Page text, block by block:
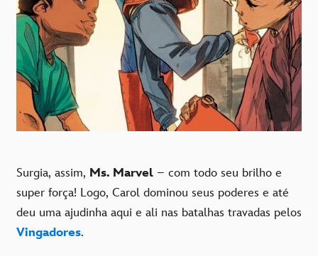
Surgia, assim, Ms. Marvel – com todo seu brilho e
super força! Logo, Carol dominou seus poderes e até
deu uma ajudinha aqui e ali nas batalhas travadas pelos
Vingadores.